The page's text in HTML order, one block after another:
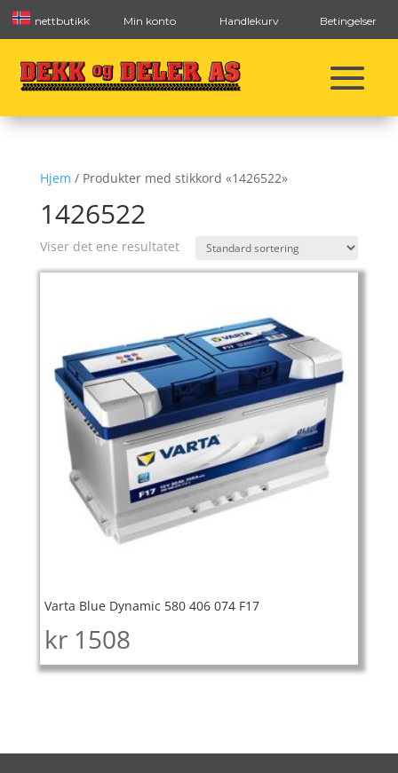
nettbutikk Min konto Handlekurv Betingelser
Hjem / Produkter med stikkord «1426522»
1426522
Viser det ene resultatet
Varta Blue Dynamic 580 406 074 F17
kr 1508